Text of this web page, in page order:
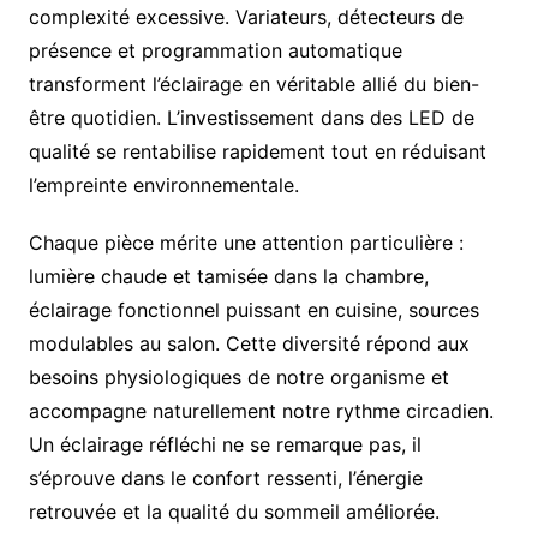
complexité excessive. Variateurs, détecteurs de
présence et programmation automatique
transforment l’éclairage en véritable allié du bien-
être quotidien. L’investissement dans des LED de
qualité se rentabilise rapidement tout en réduisant
l’empreinte environnementale.
Chaque pièce mérite une attention particulière :
lumière chaude et tamisée dans la chambre,
éclairage fonctionnel puissant en cuisine, sources
modulables au salon. Cette diversité répond aux
besoins physiologiques de notre organisme et
accompagne naturellement notre rythme circadien.
Un éclairage réfléchi ne se remarque pas, il
s’éprouve dans le confort ressenti, l’énergie
retrouvée et la qualité du sommeil améliorée.